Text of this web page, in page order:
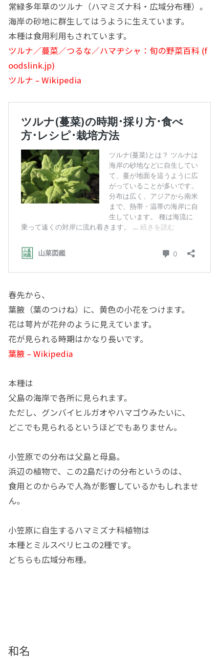
常緑多年草のツルナ（ハマミズナ科・広域分布種）。
海岸の砂地に群生してはうように生えています。
本種は食用利用もされています。
ツルナ／蔓菜／つるな／ハマヂシャ：旬の野菜百科 (f
oodslink.jp)
ツルナ – Wikipedia
春先から、
葉腋（葉のつけね）に、黄色の小花をつけます。
花は萼片が花弁のように見えています。
花が見られる時期はかなり長いです。
葉腋 – Wikipedia
本種は
父島の海岸で各所に見られます。
ただし、グンバイヒルガオやハマゴウみたいに、
どこでも見られるというほどでもありません。
小笠原での分布は父島と母島。
浜辺の植物で、この2島だけの分布というのは、
食用とのからみで人為が影響しているかもしれませ
ん。
小笠原に自生するハマミズナ科植物は
本種とミルスベリヒユの2種です。
どちらも広域分布種。
和名